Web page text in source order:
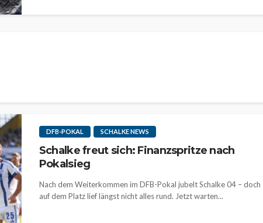
DFB-POKAL SCHALKE NEWS
Schalke freut sich: Finanzspritze nach
Pokalsieg
Nach dem Weiterkommen im DFB-Pokal jubelt Schalke 04 – doch
auf dem Platz lief längst nicht alles rund. Jetzt warten...